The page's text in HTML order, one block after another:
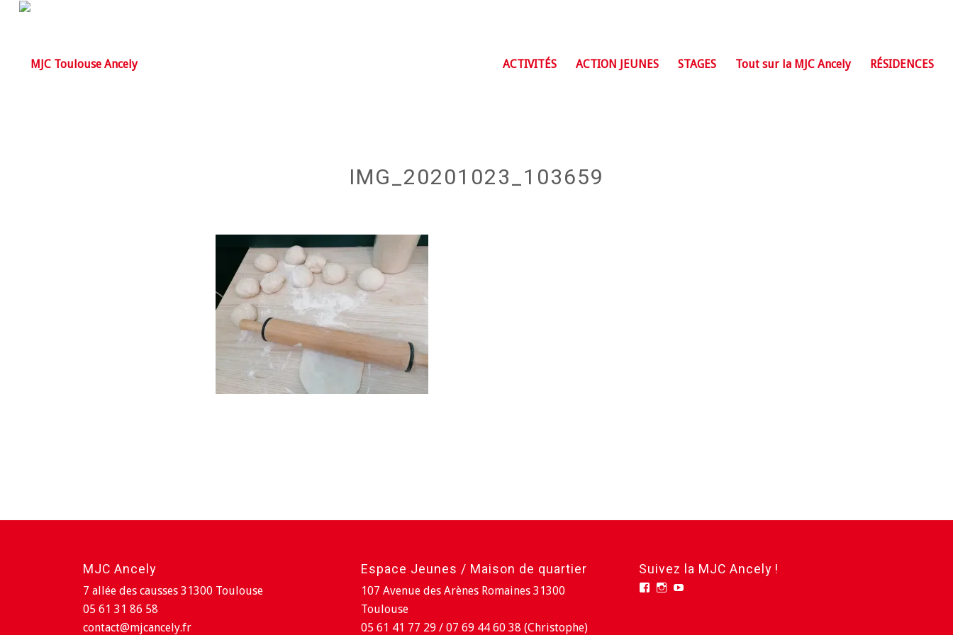
ACTIVITÉS ACTION JEUNES STAGES Tout sur la MJC Ancely RÉSIDENCES
IMG_20201023_103659
MJC Ancely
7 allée des causses 31300 Toulouse
05 61 31 86 58
contact@mjcancely.fr
Espace Jeunes / Maison de quartier
107 Avenue des Arènes Romaines 31300
Toulouse
05 61 41 77 29 / 07 69 44 60 38 (Christophe)
Suivez la MJC Ancely !
FacebookInstagram